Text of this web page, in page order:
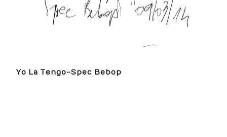
Yo La Tengo-Spec Bebop